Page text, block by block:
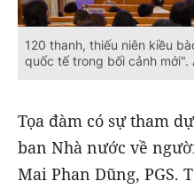
120 thanh, thiếu niên kiều
quốc tế trong bối cảnh mới".
Tọa đàm có sự tham
ban Nhà nước về
Mai Phan Dũng, PGS.